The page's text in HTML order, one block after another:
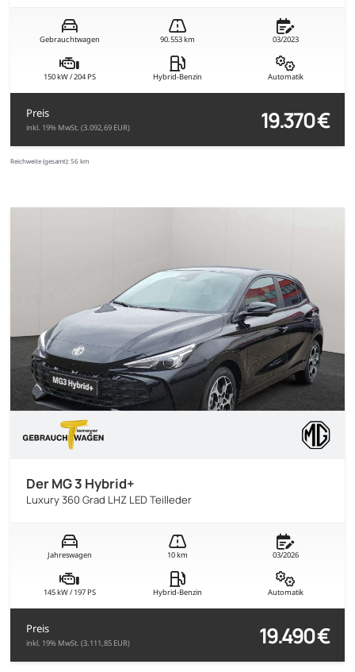
Gebrauchtwagen 90.553 km 03/2023
150 kW / 204 PS Hybrid-Benzin Automatik
Preis
inkl. 19% MwSt. (3.092,69 EUR) 19.370 €
Reichweite (gesamt): 56 km
Der MG 3 Hybrid+
Luxury 360 Grad LHZ LED Teilleder
Jahreswagen 10 km 03/2026
145 kW / 197 PS Hybrid-Benzin Automatik
Preis
inkl. 19% MwSt. (3.111,85 EUR) 19.490 €